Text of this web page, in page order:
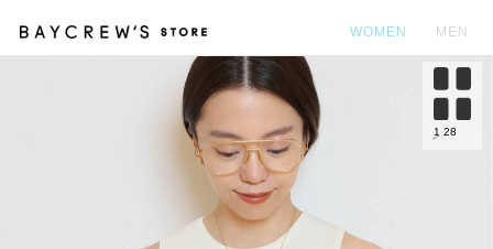
WOMEN MEN
1 28